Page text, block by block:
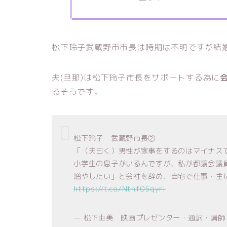
松下玲子武蔵野市市長は時期は不明ですが結
夫(旦那)は松下玲子市長をサポートする為に
るそうです。
松下玲子 武蔵野市長②
「（夫曰く）男性が家事をするのはマイナス
小学生の息子がいるんですが、私が都議会
増やしたい」と会社を辞め、自宅で仕事…主
https://t.co/Nthf05qyrl
— 松下由美 映画プレゼンター・通訳・